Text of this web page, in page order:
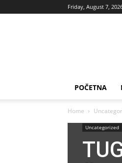
Friday, August 7,
POČETNA
Home
Uncategorized